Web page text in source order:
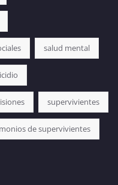
salud mental
supervivientes
de supervivientes